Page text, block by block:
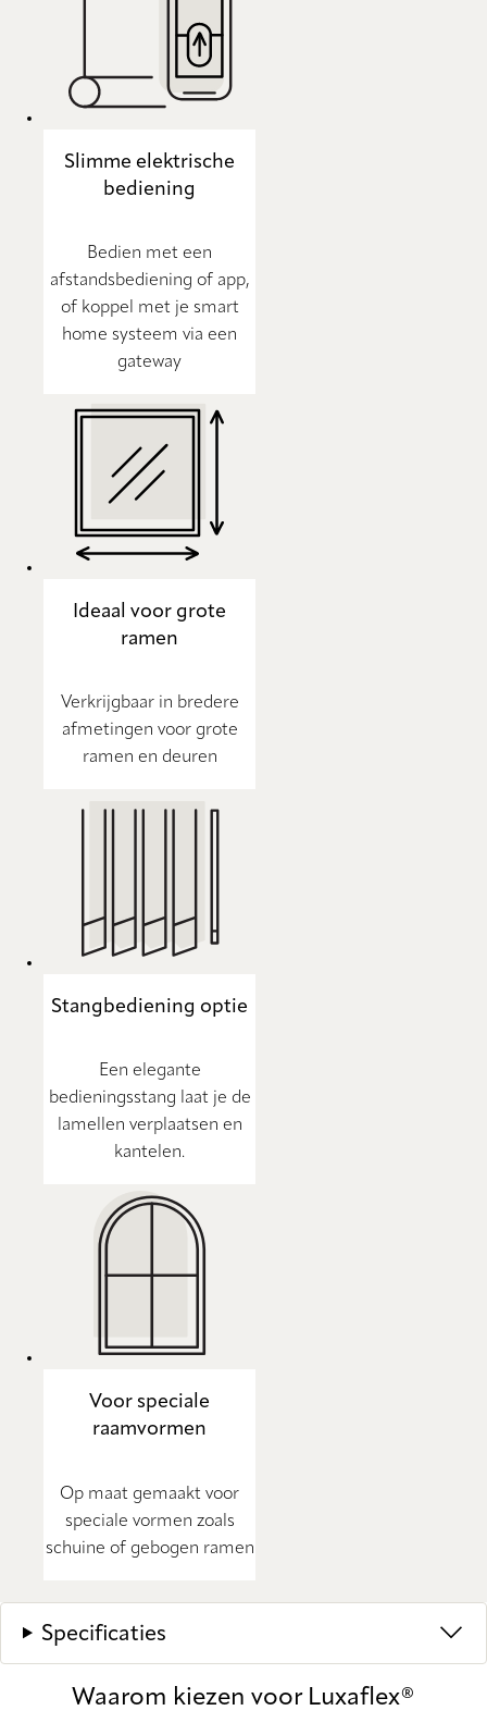
Slimme elektrische
bediening
Bedien met een
afstandsbediening of app,
of koppel met je smart
home systeem via een
gateway
Ideaal voor grote
ramen
Verkrijgbaar in bredere
afmetingen voor grote
ramen en deuren
Stangbediening optie
Een elegante
bedieningsstang laat je de
lamellen verplaatsen en
kantelen.
Voor speciale
raamvormen
Op maat gemaakt voor
speciale vormen zoals
schuine of gebogen ramen
Specificaties
Waarom kiezen voor Luxaflex®